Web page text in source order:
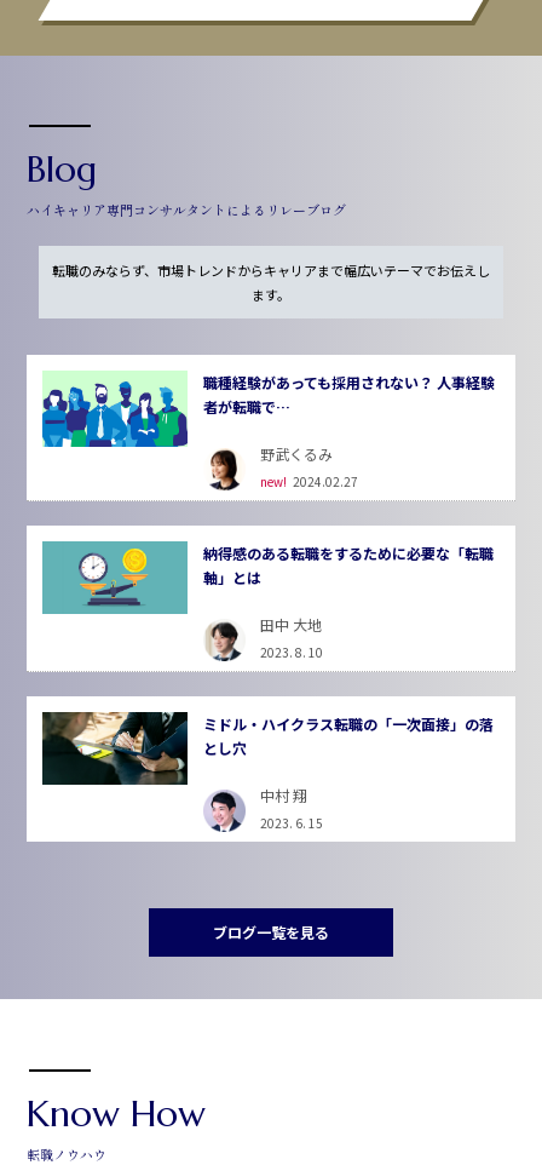
Blog
ハイキャリア専門コンサルタントによるリレーブログ
転職のみならず、市場トレンドからキャリアまで幅広いテーマでお伝えし
ます。
職種経験があっても採用されない？ 人事経験
者が転職で…
野武くるみ
new! 2024.02.27
納得感のある転職をするために必要な「転職
軸」とは
田中 大地
2023. 8. 10
ミドル・ハイクラス転職の「一次面接」の落
とし穴
中村 翔
2023. 6. 15
ブログ一覧を見る
Know How
転職ノウハウ